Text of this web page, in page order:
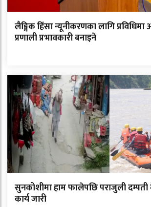
लैङ्गिक हिंसा न्यूनीकरणका लागि प्रविधिमा
प्रणाली प्रभावकारी बनाइने
सुनकोशीमा हाम फालेपछि पराजुली दम्पती
कार्य जारी